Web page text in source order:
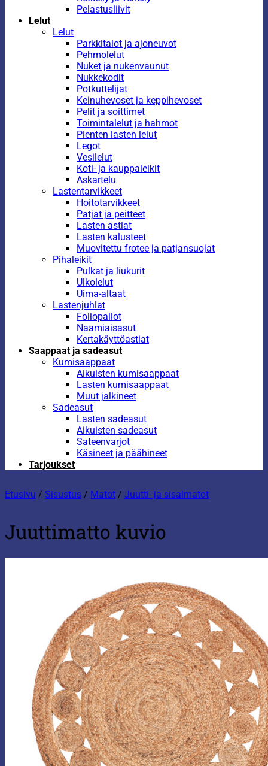
Pelastusliivit
Lelut
Lelut
Parkkitalot ja ajoneuvot
Pehmolelut
Nuket ja nukenvaunut
Nukkekodit
Potkuttelijat
Keinuhevoset ja keppihevoset
Pelit ja soittimet
Toimintalelut ja hahmot
Pienten lasten lelut
Legot
Vesilelut
Koti- ja kauppaleikit
Askartelu
Lastentarvikkeet
Hoitotarvikkeet
Patjat ja peitteet
Lasten astiat
Lasten kalusteet
Muovitettu frotee ja patjansuojat
Pihaleikit
Pulkat ja liukurit
Ulkolelut
Uima-altaat
Lastenjuhlat
Foliopallot
Naamiaisasut
Kertakäyttöastiat
Saappaat ja sadeasut
Kumisaappaat
Aikuisten kumisaappaat
Lasten kumisaappaat
Muut jalkineet
Sadeasut
Lasten sadeasut
Aikuisten sadeasut
Sateenvarjot
Käsineet ja päähineet
Tarjoukset
Etusivu / Sisustus / Matot / Juutti- ja sisalmatot
Juuttimatto kuvio